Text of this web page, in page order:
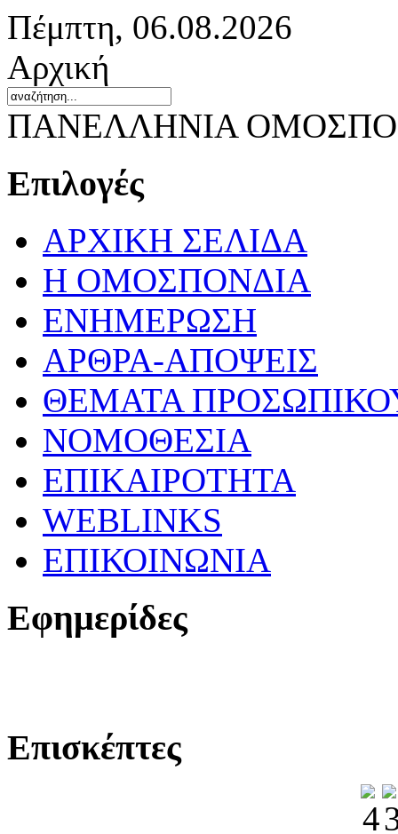
Πέμπτη, 06.08.2026
Αρχική
ΠΑΝΕΛΛΗΝΙΑ
Επιλογές
ΑΡΧΙΚΗ ΣΕΛΙΔΑ
Η ΟΜΟΣΠΟΝΔΙΑ
ΕΝΗΜΕΡΩΣΗ
ΑΡΘΡΑ-ΑΠΟΨΕΙΣ
ΘΕΜΑΤΑ
ΝΟΜΟΘΕΣΙΑ
ΕΠΙΚΑΙΡΟΤΗΤΑ
WEBLINKS
ΕΠΙΚΟΙΝΩΝΙΑ
Εφημερίδες
Επισκέπτες